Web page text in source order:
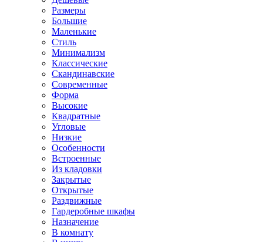
Размеры
Большие
Маленькие
Стиль
Минимализм
Классические
Скандинавские
Современные
Форма
Высокие
Квадратные
Угловые
Низкие
Особенности
Встроенные
Из кладовки
Закрытые
Открытые
Раздвижные
Гардеробные шкафы
Назначение
В комнату